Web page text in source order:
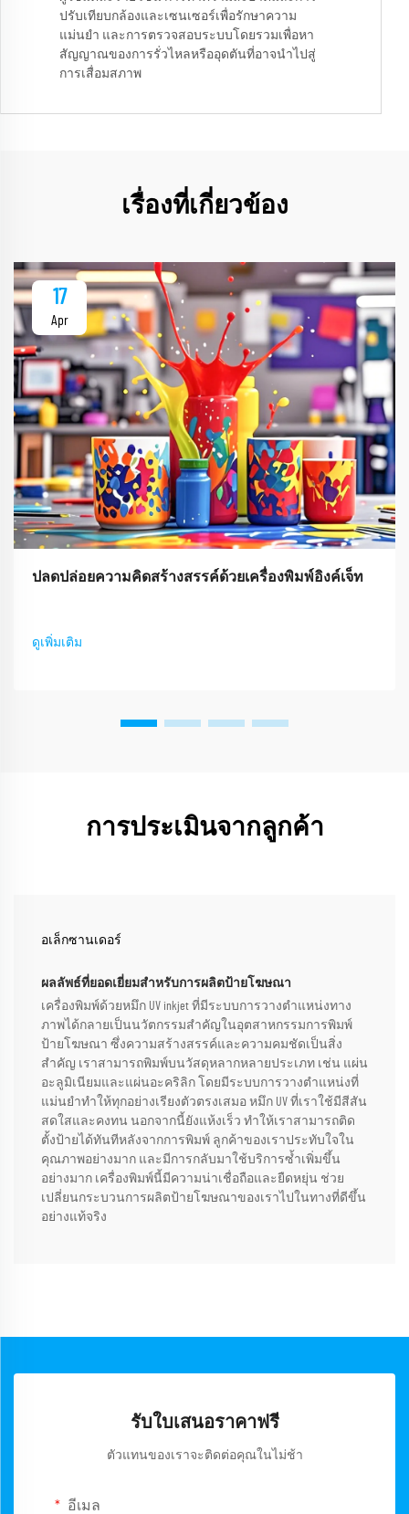
ปรับเทียบกล้องและเซนเซอร์เพื่อรักษาความ
แม่นยำ และการตรวจสอบระบบโดยรวมเพื่อหา
สัญญาณของการรั่วไหลหรืออุดตันที่อาจนำไปสู่
การเสื่อมสภาพ
เรื่องที่เกี่ยวข้อง
17
Apr
ปลดปล่อยความคิดสร้างสรรค์ด้วยเครื่องพิมพ์อิงค์เจ็ท
ดูเพิ่มเติม
การประเมินจากลูกค้า
อเล็กซานเดอร์
ผลลัพธ์ที่ยอดเยี่ยมสำหรับการผลิตป้ายโฆษณา
เครื่องพิมพ์ด้วยหมึก UV inkjet ที่มีระบบการวางตำแหน่งทาง
ภาพได้กลายเป็นนวัตกรรมสำคัญในอุตสาหกรรมการพิมพ์
ป้ายโฆษณา ซึ่งความสร้างสรรค์และความคมชัดเป็นสิ่ง
สำคัญ เราสามารถพิมพ์บนวัสดุหลากหลายประเภท เช่น แผ่น
อะลูมิเนียมและแผ่นอะคริลิก โดยมีระบบการวางตำแหน่งที่
แม่นยำทำให้ทุกอย่างเรียงตัวตรงเสมอ หมึก UV ที่เราใช้มีสีสัน
สดใสและคงทน นอกจากนี้ยังแห้งเร็ว ทำให้เราสามารถติด
ตั้งป้ายได้ทันทีหลังจากการพิมพ์ ลูกค้าของเราประทับใจใน
คุณภาพอย่างมาก และมีการกลับมาใช้บริการซ้ำเพิ่มขึ้น
อย่างมาก เครื่องพิมพ์นี้มีความน่าเชื่อถือและยืดหยุ่น ช่วย
เปลี่ยนกระบวนการผลิตป้ายโฆษณาของเราไปในทางที่ดีขึ้น
อย่างแท้จริง
รับใบเสนอราคาฟรี
ตัวแทนของเราจะติดต่อคุณในไม่ช้า
อีเมล